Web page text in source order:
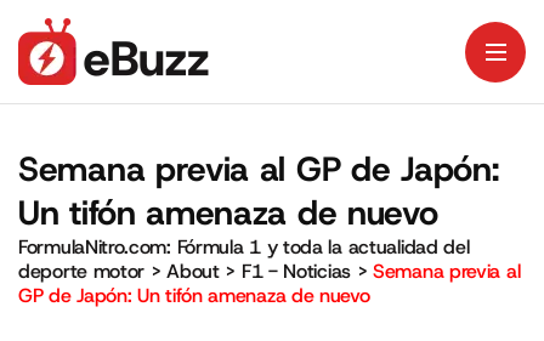
Semana previa al GP de Japón:
Un tifón amenaza de nuevo
FormulaNitro.com: Fórmula 1 y toda la actualidad del
deporte motor >About> F1 - Noticias>Semana previa al
GP de Japón: Un tifón amenaza de nuevo